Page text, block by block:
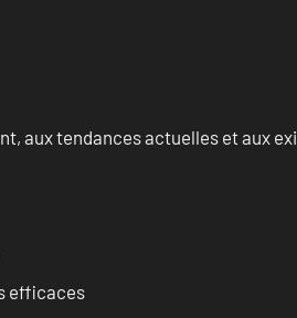
aux tendances actuelles et aux
efficaces